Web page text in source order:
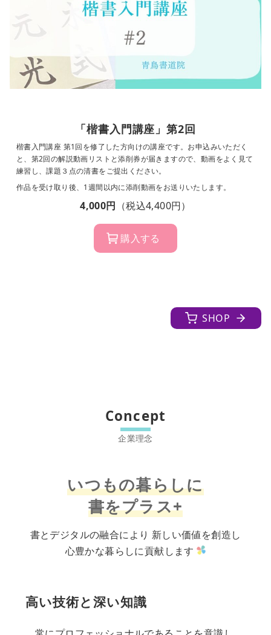
「楷書入門講座」第2回
楷書入門講座 第1回を修了した方向けの講座です。お申込みいただく
と、第2回の解説動画リストと添削券が届きますので、動画をよく見て
練習し、課題３点の清書をご提出ください。
作品を受け取り後、1週間以内に添削動画をお送りいたします。
4,000円 （税込4,400円）
購入する
SHOP
Concept
いつもの暮らしに
書をプラス+
書とデジタルの融合により 新しい価値を創造し
心豊かな暮らしに貢献します
高い技術と深い知識